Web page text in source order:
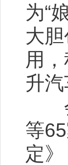
为“
大
用
升
会
等
定